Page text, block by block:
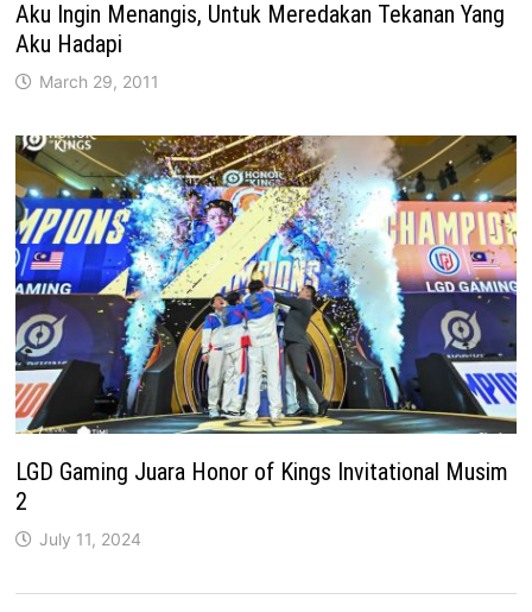
Aku Ingin Menangis, Untuk Meredakan Tekanan Yang
Aku Hadapi
March 29, 2011
LGD Gaming Juara Honor of Kings Invitational Musim
2
July 11, 2024